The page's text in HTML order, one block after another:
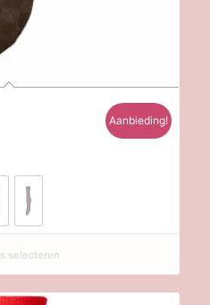
Aanbieding!
selecteren